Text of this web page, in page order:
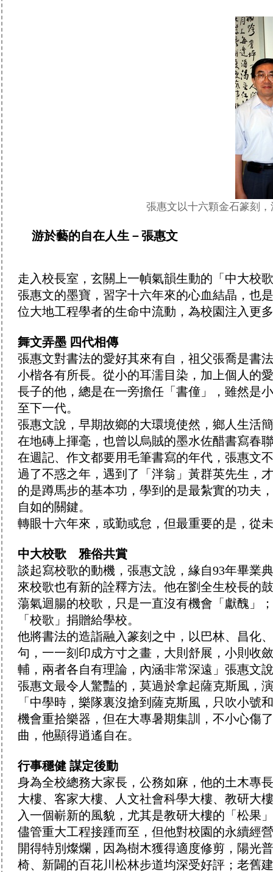
張惠文以十六顆金石篆刻
游於藝的自在人生－張惠文
走入校長室，玄關上一幀氣韻生動的「中大校
張惠文的墨寶，習字十六年來的心血結晶，也
位大地工程學者的生命中流動，為校園注入更
舞文弄墨 四代相傳
張惠文對書法的愛好其來有自，祖父張喬是書
小楷各有所長。從小的耳濡目染，加上個人的
長子的他，總是在一旁擔任「書僮」，雖然是
至下一代。
張惠文說，早期故鄉的大環境使然，鄉人生活
在地磚上揮毫，也曾以烏賊的墨水佐醋書寫春
在週記、作文都要用毛筆書寫的年代，張惠文
過了不惑之年，遇到了「泮翁」黃群英先生，
的是蹲馬步的基本功，學到的是最紮實的功夫
自如的關鍵。
轉眼十六年來，或勤或怠，但最重要的是，從
中大校歌 雅俗共賞
談起寫校歌的動機，張惠文說，緣自93年畢業
來校歌也有新的詮釋方法。他在劉全生校長的
蕩氣迴腸的校歌，只是一直沒有機會「獻醜」
「校歌」捐贈給學校。
他將書法的造詣融入篆刻之中，以巴林、昌化
句，一一刻印成方寸之畫，大則舒展，小則收
輔，兩者各自有理論，內涵非常深遠」張惠文
張惠文最令人驚豔的，莫過於拿起薩克斯風，
「中學時，樂隊裏沒搶到薩克斯風，只吹小號
機會重拾樂器，但在大專暑期集訓，不小心傷
曲，他顯得逍遙自在。
行事穩健 謀定後動
身為全校總務大家長，公務如麻，他的土木專
大樓、客家大樓、人文社會科學大樓、教研大
入一個嶄新的風貌，尤其是教研大樓的「松果
儘管重大工程接踵而至，但他對校園的永續經
開得特別燦爛，因為樹木獲得適度修剪，陽光
椅、新闢的百花川松林步道均深受好評；老舊